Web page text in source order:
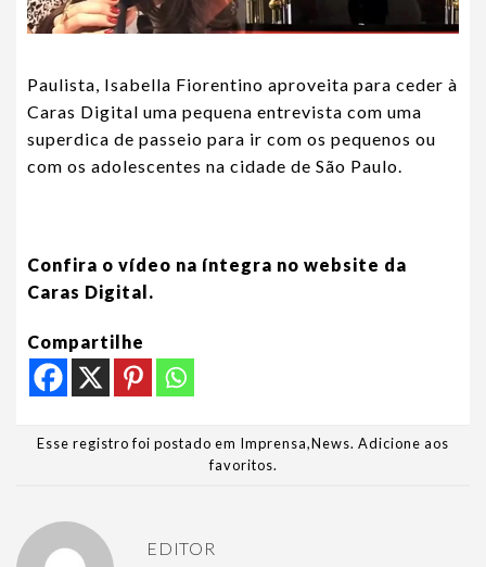
Paulista, Isabella Fiorentino aproveita para ceder à
Caras Digital uma pequena entrevista com uma
superdica de passeio para ir com os pequenos ou
com os adolescentes na cidade de São Paulo.
Confira o vídeo na íntegra no website da
Caras Digital.
Compartilhe
Esse registro foi postado em Imprensa,News. Adicione aos
favoritos.
EDITOR